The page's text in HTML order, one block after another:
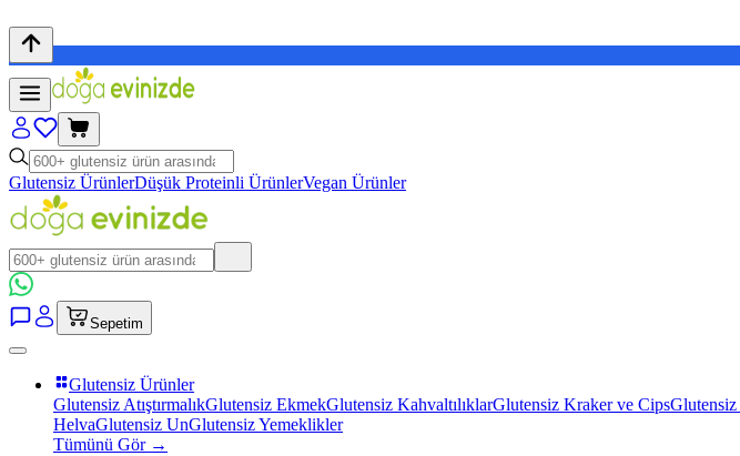
Glutensiz ÜrünlerDüşük Proteinli ÜrünlerVegan Ürünler
Sepetim
Glutensiz Ürünler
Glutensiz AtıştırmalıkGlutensiz EkmekGlutensiz KahvaltılıklarGlutensiz Kraker ve Cips
HelvaGlutensiz UnGlutensiz Yemeklikler
Tümünü Gör →